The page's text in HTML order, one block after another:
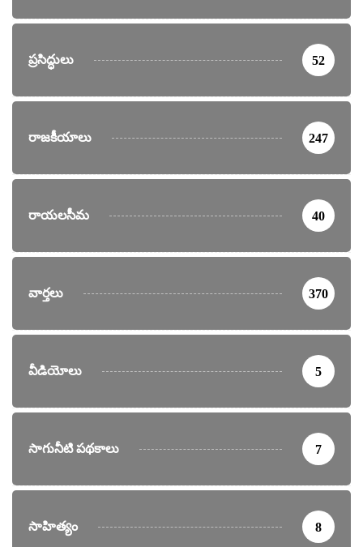
ప్రసిద్ధులు 52
రాజకీయాలు 247
రాయలసీమ 40
వార్తలు 370
వీడియోలు 5
సాగునీటి పథకాలు 7
సాహిత్యం 8